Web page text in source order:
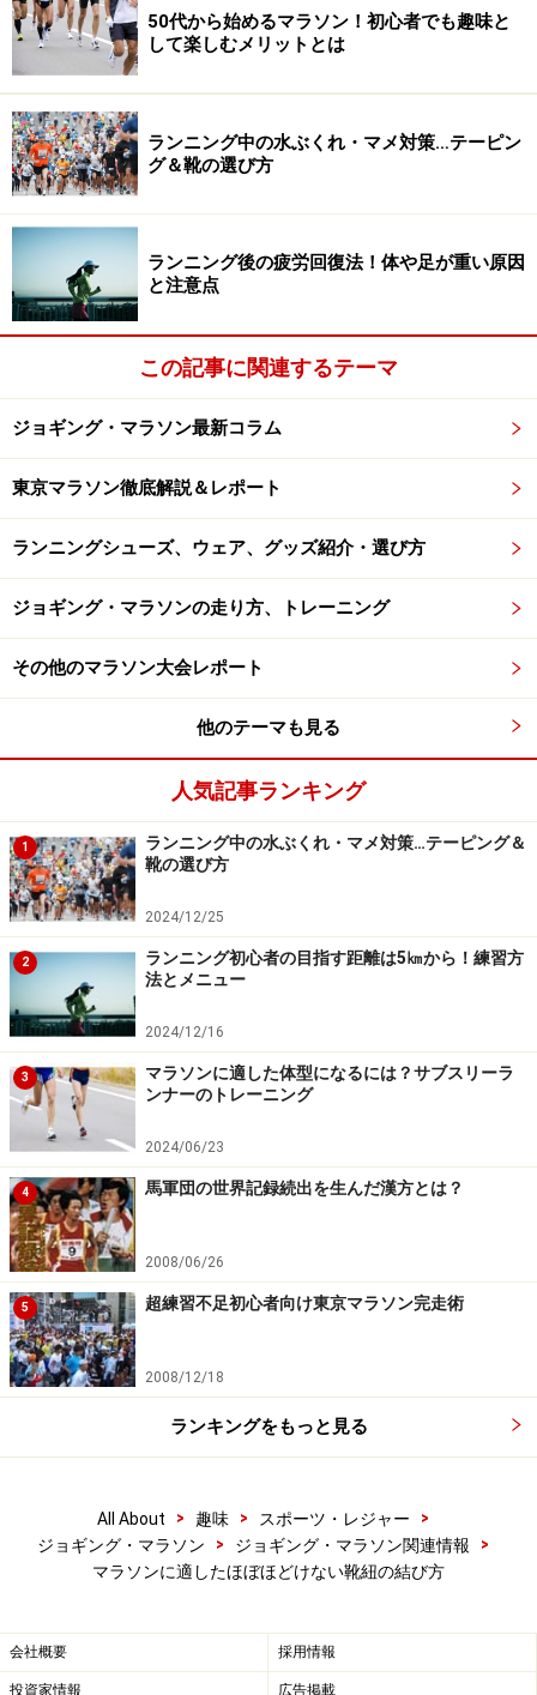
う。
補助穴を使ってヒールフィット
ランニングでは靴紐のほどけにくさはもちろん、シュー
ズのフィット感
ズがカパカパ動いて走りにくいでしょう。怪我の原因に
もなるので、できるだけフィット性を高めておくことが
大切です。そのために、
トをおすすめします。
実は多くのシューズに補助穴があります
多くのシューズでは最も足首よりに2つ穴があり、片方
1つ目の穴は下から、2つ目の穴に上から紐を通す
フックして持ち上げるように締めあげましょう
すると輪ができるので、この輪をフックするように靴紐
を通し、反対側へ引っ張れば完了。足首への締め付け
が、これまでより強く感じられるはずです。
なお、靴紐が緩いとシューズの中で脚が動き、マメや靴
擦れの原因になります。しかし締めすぎると圧迫され、
血の巡りが悪くなってしまうかもしれません。
おすすめなのは、つま先側と足首側を少しキツめに締め
て、真ん中部分は余裕をもたせる結び方。しっかり固定
されながら、圧迫で脚が痛くなることもありません。是
非、試してみてください。
【関連記事】
マラソンは体づくりから！ 初心者でも出来るスピー
ドトレーニング
足裏のマメや水ぶくれを防ぐテーピング・靴選び！
ランニング時に
駅伝のたすきの結び方・渡し方・荷物整理など……駅
伝の楽しみ方！
サブスリー達成のための筋トレ！マラソン脚筋力強
マラソン・ランニングで心拍数を確認！心拍トレー
ニング実践法
※記事内容は執筆時点のものです。最新の内容をご確認くださ
い。
50代から始めるマラソン！初心者でも趣味と
して楽しむメリットとは
ランニング中の水ぶくれ・マメ対策…テーピン
グ＆靴の選び方
ランニング後の疲労回復法！体や足が重い原因
と注意点
この記事に関連するテーマ
ジョギング・マラソン最新コラム
東京マラソン徹底解説＆レポート
ランニングシューズ、ウェア、グッズ紹介・選び方
ジョギング・マラソンの走り方、トレーニング
その他のマラソン大会レポート
他のテーマも見る
人気記事ランキング
1
ランニング中の水ぶくれ・マメ対策…テーピング＆
靴の選び方
2024/12/25
2
ランニング初心者の目指す距離は5㎞から！練習方
法とメニュー
2024/12/16
3
マラソンに適した体型になるには？サブスリーラ
ンナーのトレーニング
2024/06/23
4 馬軍団の世界記録続出を生んだ漢方とは？
2008/06/26
5 超練習不足初心者向け東京マラソン完走術
2008/12/18
ランキングをもっと見る
All About > 趣味 > スポーツ・レジャー
>
ジョギング・マラソン
> ジョギング・マラソン関連情報
>
マラソンに適したほぼほどけない靴紐の結び方
会社概要 採用情報
投資家情報 広告掲載